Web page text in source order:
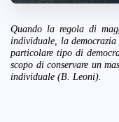
Quando la regola di
individuale, la
particolare tipo di
scopo di conservare un
individuale (B. Leoni).